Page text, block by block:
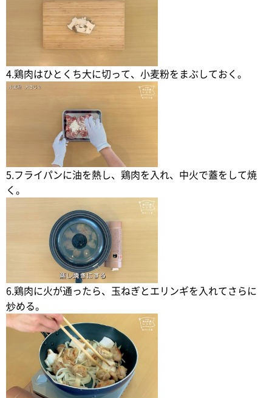
4.鶏肉はひとくち大に切って、小麦粉をまぶしておく。
5.フライパンに油を熱し、鶏肉を入れ、中火で蓋をして焼
く。
6.鶏肉に火が通ったら、玉ねぎとエリンギを入れてさらに
炒める。